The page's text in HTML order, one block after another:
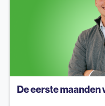
De eerste maanden